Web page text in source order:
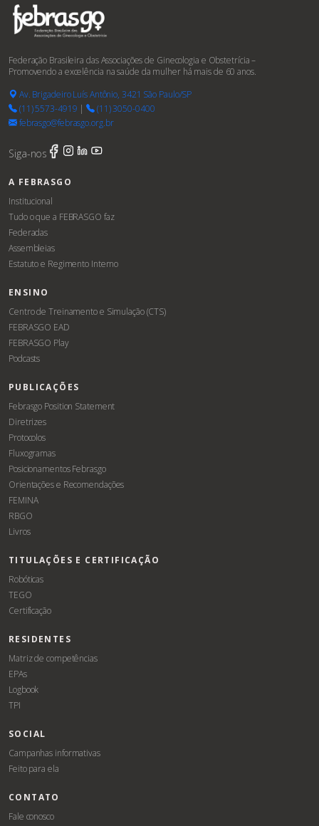
Federação Brasileira das Associações de Ginecologia e Obstetrícia –
Promovendo a excelência na saúde da mulher há mais de 60 anos.
Av. Brigadeiro Luís Antônio, 3421 São Paulo/SP
(11) 5573-4919 |
(11) 3050-0400
febrasgo@febrasgo.org.br
Siga-nos
A FEBRASGO
Institucional
Tudo o que a FEBRASGO faz
Federadas
Assembleias
Estatuto e Regimento Interno
ENSINO
Centro de Treinamento e Simulação (CTS)
FEBRASGO EAD
FEBRASGO Play
Podcasts
PUBLICAÇÕES
Febrasgo Position Statement
Diretrizes
Protocolos
Fluxogramas
Posicionamentos Febrasgo
Orientações e Recomendações
FEMINA
RBGO
Livros
TITULAÇÕES E CERTIFICAÇÃO
Robóticas
TEGO
Certificação
RESIDENTES
Matriz de competências
EPAs
Logbook
TPI
SOCIAL
Campanhas informativas
Feito para ela
CONTATO
Fale conosco